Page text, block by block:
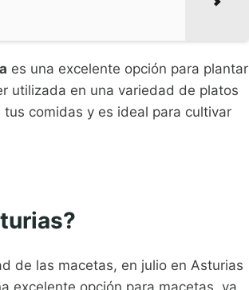
es una excelente opción para plantar
utilizada en una variedad de platos
comidas y es ideal para cultivar
de las macetas, en julio en Asturias
excelente opción para macetas, ya